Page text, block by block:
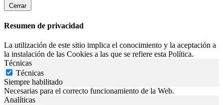
Cerrar
Resumen de privacidad
La utilización de este sitio implica el conocimiento y la aceptación a
la instalación de las Cookies a las que se refiere esta Política.
Técnicas
Técnicas
Siempre habilitado
Necesarias para el correcto funcionamiento de la Web.
Analíticas